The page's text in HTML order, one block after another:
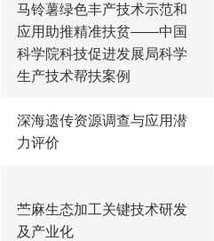
马铃薯绿色丰产技术示范和
应用助推精准扶贫——中国
科学院科技促进发展局科学
生产技术帮扶案例
深海遗传资源调查与应用潜
力评价
苎麻生态加工关键技术研发
及产业化